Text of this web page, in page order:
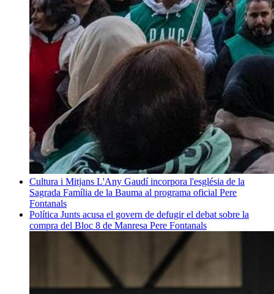
Cultura i Mitjans L'Any Gaudí incorpora l'església de la
Sagrada Família de la Bauma al programa oficial Pere
Fontanals
Política Junts acusa el govern de defugir el debat sobre la
compra del Bloc 8 de Manresa Pere Fontanals